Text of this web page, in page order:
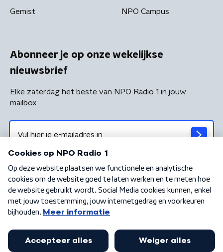
Gemist NPO Campus
Abonneer je op onze wekelijkse
nieuwsbrief
Elke zaterdag het beste van NPO Radio 1 in jouw
mailbox
Algemene voorwaarden